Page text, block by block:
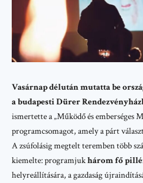
Vasárnap délután mutatta be
a budapesti Dürer
ismertette a„Működő és emberséges
programcsomagot, amely a párt
A zsúfolásig megtelt teremben több
kiemelte: programjukhárom fő
helyreállítására, a gazdaság